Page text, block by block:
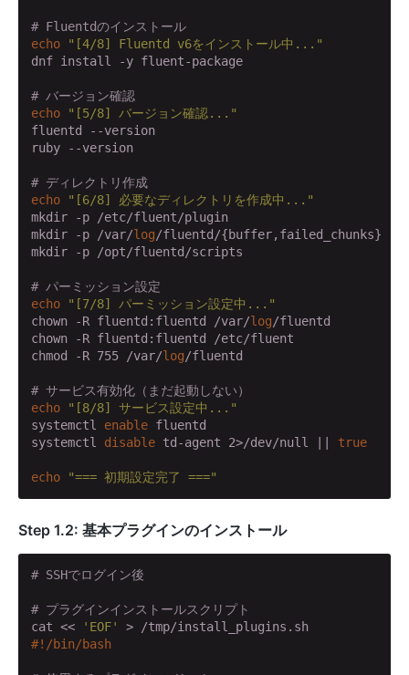
# Fluentdのインストール
echo
"[4/8] Fluentd v6をインストール中..."
dnf install -y fluent-package
# バージョン確認
echo
"[5/8] バージョン確認..."
fluentd --version
ruby --version
# ディレクトリ作成
echo
"[6/8] 必要なディレクトリを作成中..."
mkdir -p /etc/fluent/plugin
mkdir -p /var/log/fluentd/{buffer,failed_chunks}
mkdir -p /opt/fluentd/scripts
# パーミッション設定
echo
"[7/8] パーミッション設定中..."
chown -R fluentd:fluentd /var/log/fluentd
chown -R fluentd:fluentd /etc/fluent
chmod -R 755 /var/log/fluentd
# サービス有効化（まだ起動しない）
echo
"[8/8] サービス設定中..."
systemctl enable fluentd
systemctl disable td-agent 2>/dev/null || true
echo "=== 初期設定完了 ==="
Step 1.2: 基本プラグインのインストール
# SSHでログイン後
# プラグインインストールスクリプト
cat <<
'EOF'
> /tmp/install_plugins.sh
#!/bin/bash